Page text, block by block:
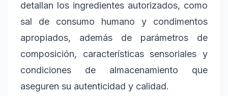
detallan los ingredientes autorizados, como
sal de consumo humano y condimentos
apropiados, además de parámetros de
composición, características sensoriales y
condiciones de almacenamiento que
aseguren su autenticidad y calidad.